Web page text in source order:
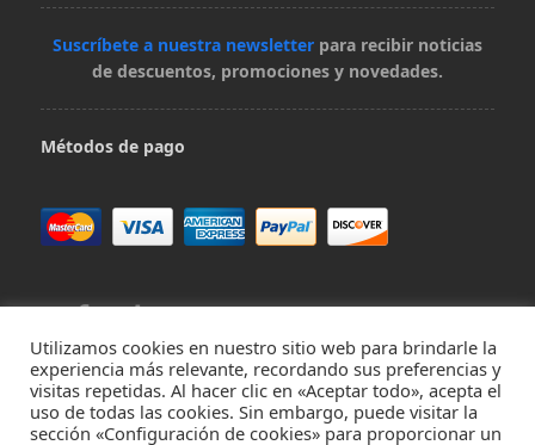
Suscríbete a nuestra newsletter para recibir noticias
de descuentos, promociones y novedades.
Métodos de pago
Contacta con nosotros en hola@virivee.es
Utilizamos cookies en nuestro sitio web para brindarle la
experiencia más relevante, recordando sus preferencias y
visitas repetidas. Al hacer clic en «Aceptar todo», acepta el
uso de todas las cookies. Sin embargo, puede visitar la
sección «Configuración de cookies» para proporcionar un